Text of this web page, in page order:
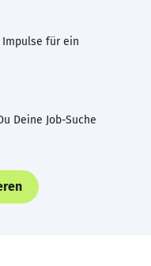
für ein
Deine Job-Suche